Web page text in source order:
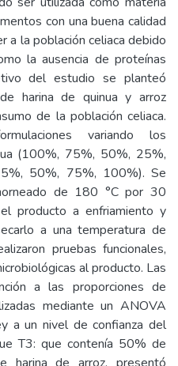
con una buena calidad
a la población celiaca debido
la ausencia de proteínas
del estudio se planteó
harina de quinua y arroz
de la población celiaca.
variando los
(100%, 75%, 50%, 25%,
50%, 75%, 100%). Se
de 180 °C por 30
producto a enfriamiento y
a una temperatura de
pruebas funcionales,
al producto. Las
a las proporciones de
mediante un ANOVA
a un nivel de confianza del
T3: que contenía 50% de